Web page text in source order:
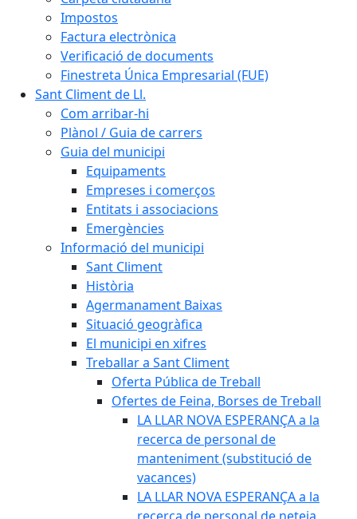
Impostos
Factura electrònica
Verificació de documents
Finestreta Única Empresarial (FUE)
Sant Climent de Ll.
Com arribar-hi
Plànol / Guia de carrers
Guia del municipi
Equipaments
Empreses i comerços
Entitats i associacions
Emergències
Informació del municipi
Sant Climent
Història
Agermanament Baixas
Situació geogràfica
El municipi en xifres
Treballar a Sant Climent
Oferta Pública de Treball
Ofertes de Feina, Borses de Treball
LA LLAR NOVA ESPERANÇA a la
recerca de personal de
manteniment (substitució de
vacances)
LA LLAR NOVA ESPERANÇA a la